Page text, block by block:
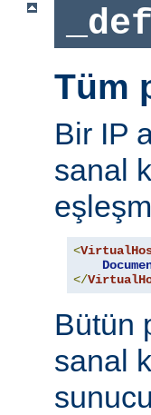
Tüm
Bir IP
sanal
<
</
Bütün
sanal